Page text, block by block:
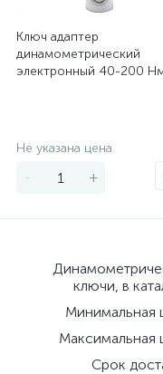
Ключ адаптер
динамометрический
электронный 40-200
Не указана цена
- +
ключи, в
Минимальная
Максимальная
Срок